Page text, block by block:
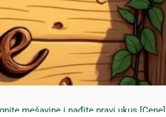
kupus bez prevare i masti [Cene]
bez prašine i novih eko-taksi [Mapa]
mešavine i nađite pravi ukus [Cene]